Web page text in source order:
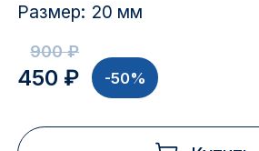
Размер: 20 мм
450 ₽
900 ₽
-50%